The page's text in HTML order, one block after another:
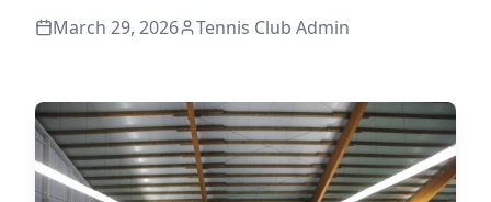
March 29, 2026 Tennis Club Admin